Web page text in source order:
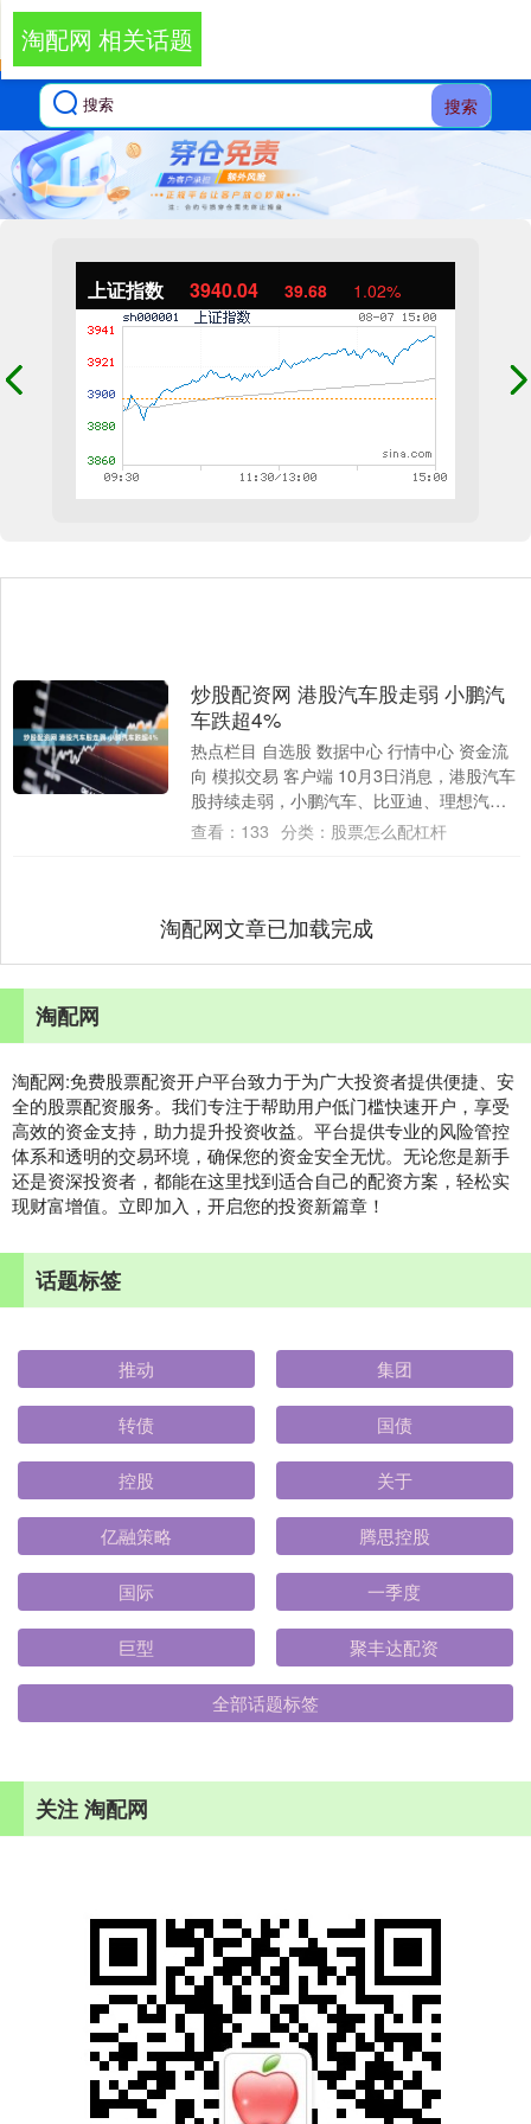
搜索
上证指数 3940.04 39.68 1.02%
淘配网 相关话题
炒股配资网 港股汽车股走弱 小鹏汽
车跌超4%
热点栏目 自选股 数据中心 行情中心 资金流
向 模拟交易 客户端 10月3日消息，港股汽车
股持续走弱，小鹏汽车、比亚迪、理想汽车
跌超4%，零跑汽车跌超3%，蔚来....
查看： 133 分类： 股票怎么配杠杆
淘配网文章已加载完成
淘配网
淘配网:免费股票配资开户平台致力于为广大投资者提供便捷、安
全的股票配资服务。我们专注于帮助用户低门槛快速开户，享受
高效的资金支持，助力提升投资收益。平台提供专业的风险管控
体系和透明的交易环境，确保您的资金安全无忧。无论您是新手
还是资深投资者，都能在这里找到适合自己的配资方案，轻松实
现财富增值。立即加入，开启您的投资新篇章！
话题标签
推动 集团
转债 国债
控股 关于
亿融策略 腾思控股
国际 一季度
巨型 聚丰达配资
全部话题标签
关注 淘配网